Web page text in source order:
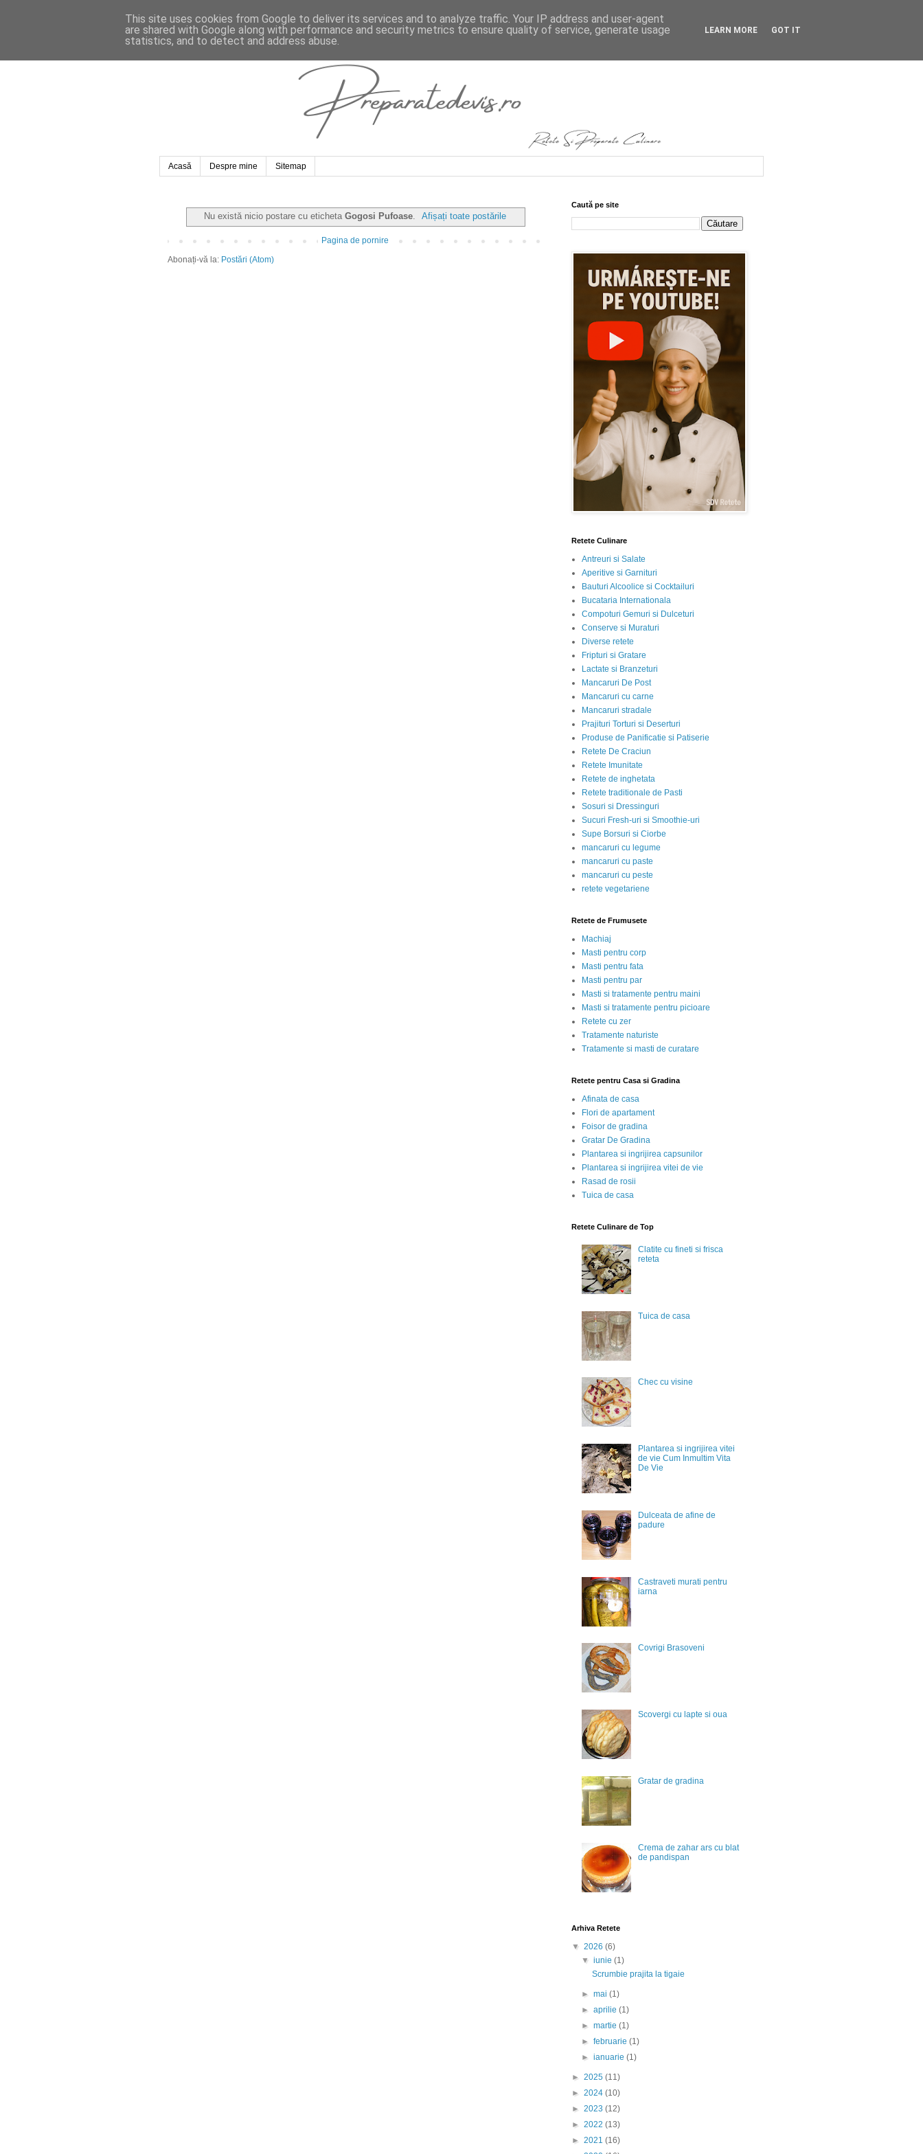
Acasă Despre mine Sitemap
Nu există nicio postare cu eticheta Gogosi Pufoase. Afișați toate postările
Pagina de pornire
Abonați-vă la: Postări (Atom)
Caută pe site
Retete Culinare
Antreuri si Salate
Aperitive si Garnituri
Bauturi Alcoolice si Cocktailuri
Bucataria Internationala
Compoturi Gemuri si Dulceturi
Conserve si Muraturi
Diverse retete
Fripturi si Gratare
Lactate si Branzeturi
Mancaruri De Post
Mancaruri cu carne
Mancaruri stradale
Prajituri Torturi si Deserturi
Produse de Panificatie si Patiserie
Retete De Craciun
Retete Imunitate
Retete de inghetata
Retete traditionale de Pasti
Sosuri si Dressinguri
Sucuri Fresh-uri si Smoothie-uri
Supe Borsuri si Ciorbe
mancaruri cu legume
mancaruri cu paste
mancaruri cu peste
retete vegetariene
Retete de Frumusete
Machiaj
Masti pentru corp
Masti pentru fata
Masti pentru par
Masti si tratamente pentru maini
Masti si tratamente pentru picioare
Retete cu zer
Tratamente naturiste
Tratamente si masti de curatare
Retete pentru Casa si Gradina
Afinata de casa
Flori de apartament
Foisor de gradina
Gratar De Gradina
Plantarea si ingrijirea capsunilor
Plantarea si ingrijirea vitei de vie
Rasad de rosii
Tuica de casa
Retete Culinare de Top
Clatite cu fineti si frisca
reteta
Tuica de casa
Chec cu visine
Plantarea si ingrijirea vitei
de vie Cum Inmultim Vita
De Vie
Dulceata de afine de
padure
Castraveti murati pentru
iarna
Covrigi Brasoveni
Scovergi cu lapte si oua
Gratar de gradina
Crema de zahar ars cu blat
de pandispan
Arhiva Retete
▼ 2026 (6)
▼iunie(1)
Scrumbie prajita la tigaie
►mai(1)
►aprilie(1)
►martie(1)
►februarie(1)
►ianuarie(1)
► 2025 (11)
► 2024 (10)
► 2023 (12)
► 2022 (13)
► 2021 (16)
This site uses cookies from Google to deliver its services and to analyze traffic. Your IP address and user-agent
are shared with Google along with performance and security metrics to ensure quality of service, generate usage
statistics, and to detect and address abuse.
LEARN MORE GOT IT